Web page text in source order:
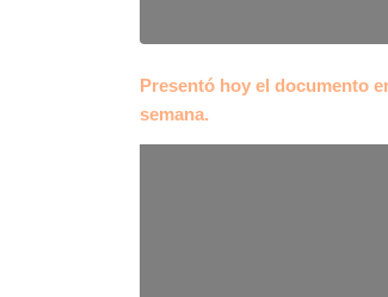
Presentó hoy el documento
semana.